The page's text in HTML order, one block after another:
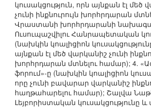
կուսակցություն, որն այնքան էլ մեծ
չունի ինքնուրույն խորհրդարան
Վրաստանի խորհրդարանի
Ուսուպաշվիլու Հանրապետական
(նախկին կոալիցիոն
այնքան էլ մեծ վարկանիշ չունի
խորհրդարան մտնելու համար); 4.
ֆորում»-ը (նախկին կոալիցիոն
որը չունի բավարար վարկանիշ
հաղթահարելու համար); Շալվա
Լեյբորիստական կուսակցությունը և